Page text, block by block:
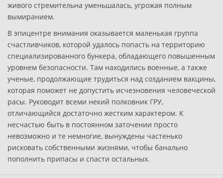
живого стремительна уменьшалась, угрожая полным
вымиранием.
В эпицентре внимания оказывается маленькая группа
счастливчиков, которой удалось попасть на территорию
специализированного бункера, обладающего повышенным
уровнем безопасности. Там находились военные, а также
ученые, продолжающие трудиться над созданием вакцины,
которая поможет не допустить исчезновения человеческой
расы. Руководит всеми некий полковник ГРУ,
отличающийся достаточно жестким характером. К
несчастью быть в постоянном заточении просто
невозможно и те немногие, вынуждены частенько
рисковать собственными жизнями, чтобы банально
пополнить припасы и спасти остальных.